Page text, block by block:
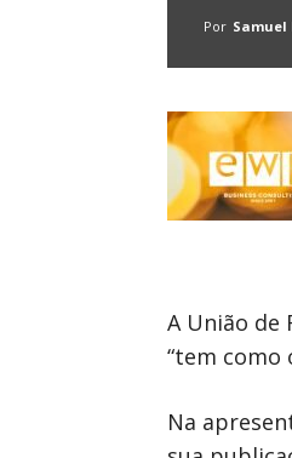
Por Samuel
A União de
“tem
Na